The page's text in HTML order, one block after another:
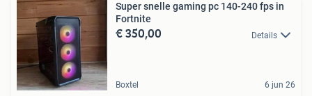
Super snelle gaming pc 140-240 fps in
Fortnite
€ 350,00 Details
Boxtel 6 jun 26